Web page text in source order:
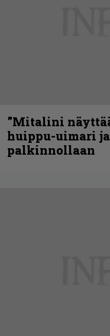
”Mitalini
huippu-uimari
palkinnollaan